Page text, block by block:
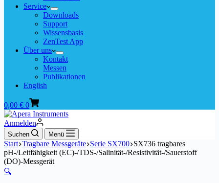
Service
Downloads
Support
Wissensbasis
ZenTest App
Über uns
Kontakt
Messen
Publikationen
English
Warenkorb
0,00 € 0
Anmelden
Suchen Menü
Start Tragbare Messgeräte Serie SX700 SX736 tragbares
pH-/Leitfähigkeit (EC)-/TDS-/Salinität-/Resistivität-/Sauerstoff
(DO)-Messgerät
🔍